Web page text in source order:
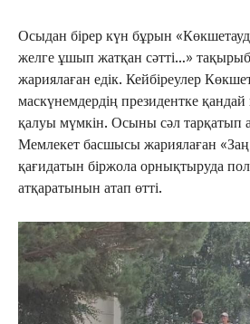
Осыдан бірер күн бұрын
желге ұшып жатқан сәтті…»
жариялаған едік. Кейбіреулер
маскүнемдердің президентке
қалуы мүмкін. Осыны сәл тарқатып
Мемлекет басшысы жариялаған «Заң
қағидатын біржола орнықтыруда
атқаратынын атап өтті.